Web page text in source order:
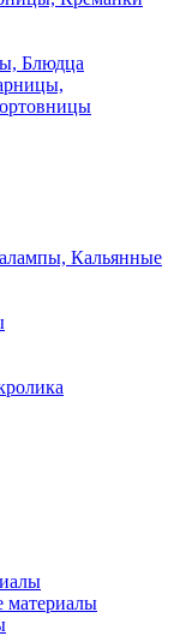
Блюдца
Кальянные
материалы